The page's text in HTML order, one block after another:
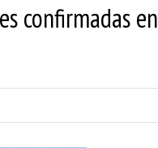
confirmadas en